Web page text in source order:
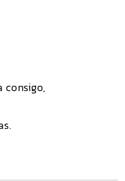
consigo,